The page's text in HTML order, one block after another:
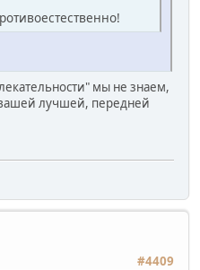
мы не знаем,
лучшей, передней
#4409